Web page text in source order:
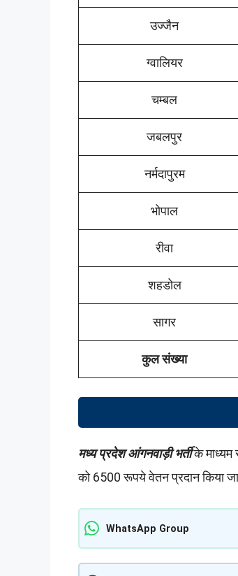
उज्जैन
ग्वालियर
चम्बल
जबलपुर
नर्मदापुरम
भोपाल
रीवा
शहडोल
सागर
कुल संख्या
मध्य प्रदेश आंगनवाड़ी भर्तीके माध्यम
को 6500 रूपये वेतन प्रदान किया
WhatsApp Group